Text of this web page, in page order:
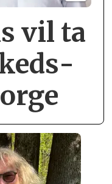
vil ta